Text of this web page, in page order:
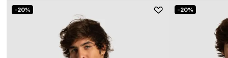
20% 20%